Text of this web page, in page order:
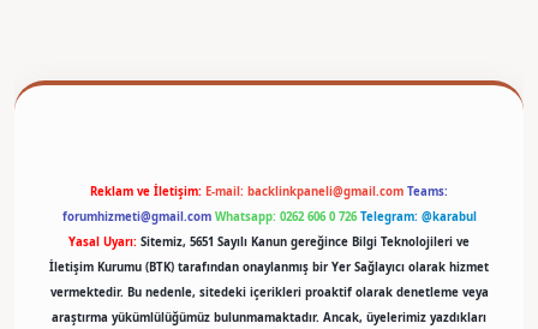
Reklam ve İletişim: E-mail: backlinkpaneli@gmail.com Teams:
forumhizmeti@gmail.com Whatsapp: 0262 606 0 726 Telegram: @karabul
Yasal Uyarı: Sitemiz, 5651 Sayılı Kanun gereğince Bilgi Teknolojileri ve
İletişim Kurumu (BTK) tarafından onaylanmış bir Yer Sağlayıcı olarak hizmet
vermektedir. Bu nedenle, sitedeki içerikleri proaktif olarak denetleme veya
araştırma yükümlülüğümüz bulunmamaktadır. Ancak, üyelerimiz yazdıkları